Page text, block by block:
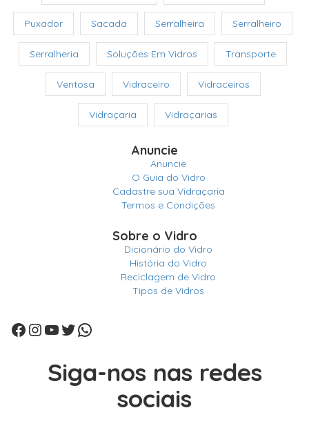
Puxador Sacada Serralheira Serralheiro
Serralheria Soluções Em Vidros Transporte
Ventosa Vidraceiro Vidraceiros
Vidraçaria Vidraçarias
Anuncie
Anuncie
O Guia do Vidro
Cadastre sua Vidraçaria
Termos e Condições
Sobre o Vidro
Dicionário do Vidro
História do Vidro
Reciclagem de Vidro
Tipos de Vidros
Facebook
Instagram
Youtube
Twitter
WhatsApp
Siga-nos nas redes
sociais